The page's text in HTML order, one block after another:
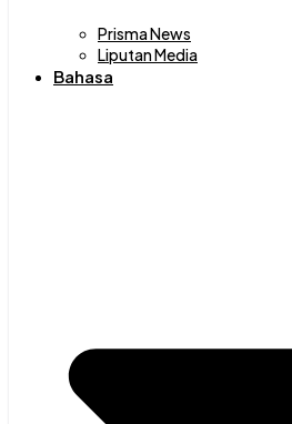
Prisma News
Liputan Media
Bahasa